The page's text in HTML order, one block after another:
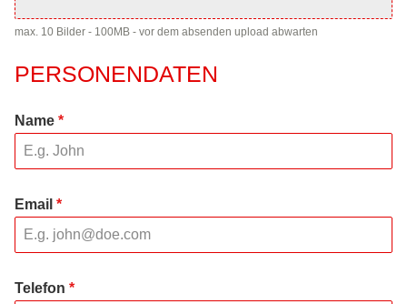
max. 10 Bilder - 100MB - vor dem absenden upload abwarten
PERSONENDATEN
Name *
Email *
Telefon *